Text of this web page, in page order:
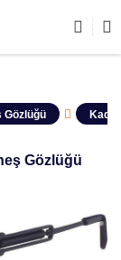
KAPALIDIR !
Gözlüğü
Gözlüğü